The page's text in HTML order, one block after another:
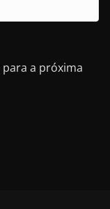
a próxima